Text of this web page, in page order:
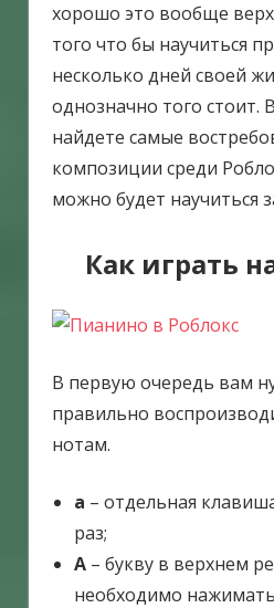
хорошо это вообще верх
того что бы научиться
несколько дней своей
однозначно того стоит.
найдете самые
композиции среди
можно будет научиться
Как играть
В первую очередь вам
правильно
нотам.
a – отдельная
раз;
A– букву в верхнем
необходимо